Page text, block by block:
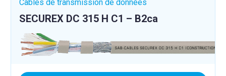
Câbles de transmission de données
SECUREX DC 315 H C1 – B2ca